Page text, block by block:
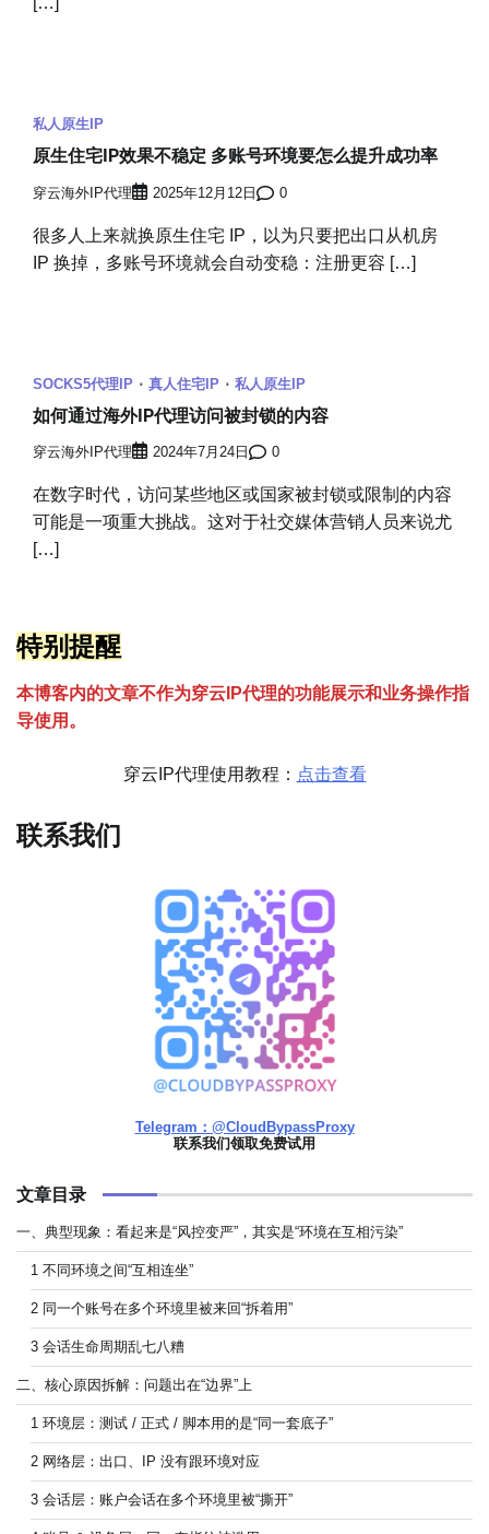
私人原生IP
原生住宅IP效果不稳定 多账号环境要怎么提升成功率
穿云海外IP代理 2025年12月12日 0
很多人上来就换原生住宅 IP，以为只要把出口从机房
IP 换掉，多账号环境就会自动变稳：注册更容 […]
SOCKS5代理IP 真人住宅IP 私人原生IP
如何通过海外IP代理访问被封锁的内容
穿云海外IP代理 2024年7月24日 0
在数字时代，访问某些地区或国家被封锁或限制的内容
可能是一项重大挑战。这对于社交媒体营销人员来说尤
[…]
特别提醒
本博客内的文章不作为穿云 P代理的功能展示和业务操作指
导使用。
穿云IP代理使用教程： 点击查看
联系我们
Telegram：@CloudBypassProxy
联系我们领取免费试用
文章目录
一、典型现象：看起来是“风控变严”，其实是“环境在互相污染”
1 不同环境之间“互相连坐”
2 同一个账号在多个环境里被来回“拆着用”
3 会话生命周期乱七八糟
二、核心原因拆解：问题出在“边界”上
1 环境层：测试 / 正式 / 脚本用的是“同一套底子”
2 网络层：出口、IP 没有跟环境对应
3 会话层：账户会话在多个环境里被“撕开”